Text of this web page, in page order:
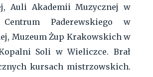
Auli Akademii Muzycznej w
Paderewskiego w
Muzeum Żup Krakowskich w
Soli w Wieliczce. Brał
kursach mistrzowskich.